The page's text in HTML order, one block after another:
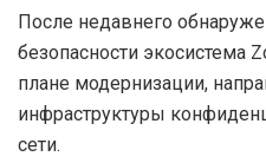
После недавнего
безопасности экосистема
плане модернизации,
инфраструктуры
сети.